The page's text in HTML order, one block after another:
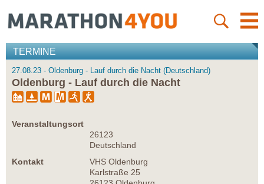
TERMINE
27.08.23 - Oldenburg - Lauf durch die Nacht (Deutschland)
Oldenburg - Lauf durch die Nacht
Veranstaltungsort
26123
Deutschland
Kontakt
VHS Oldenburg
Karlstraße 25